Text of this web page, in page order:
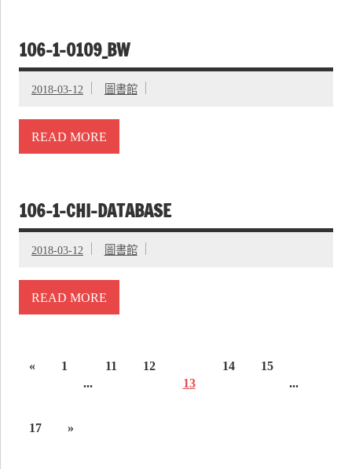
106-1-0109_BW
2018-03-12 圖書館
READ MORE
106-1-CHI-DATABASE
2018-03-12 圖書館
READ MORE
«
1
...
11
12
13
14
15
...
17 »